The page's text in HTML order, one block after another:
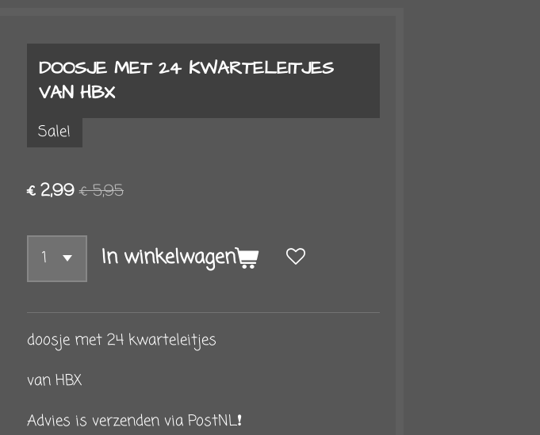
DOOSJE MET 24 KWARTELEITJES
VAN HBX
Sale!
€ 2,99€ 5,95
In winkelwagen
doosje met 24 kwarteleitjes
van HBX
Advies is verzenden via PostNL❗️